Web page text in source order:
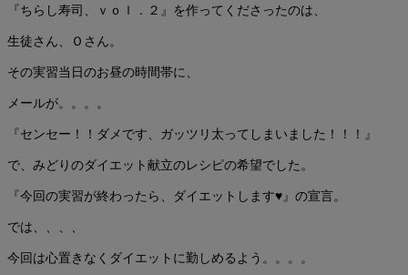
『ちらし寿司、ｖｏｌ．２』を作ってくださったのは、
生徒さん、Ｏさん。
その実習当日のお昼の時間帯に、
メールが。。。。
『センセー！！ダメです、ガッツリ太ってしまいました！！！』
で、みどりのダイエット献立のレシピの希望でした。
『今回の実習が終わったら、ダイエットします♥』の宣言。
では、、、、
今回は心置きなくダイエットに勤しめるよう。。。。